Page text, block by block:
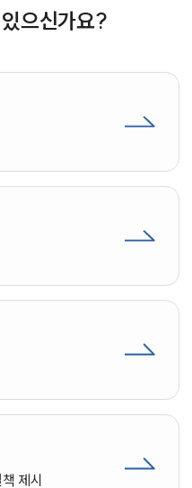
사례
으신가요?
제시